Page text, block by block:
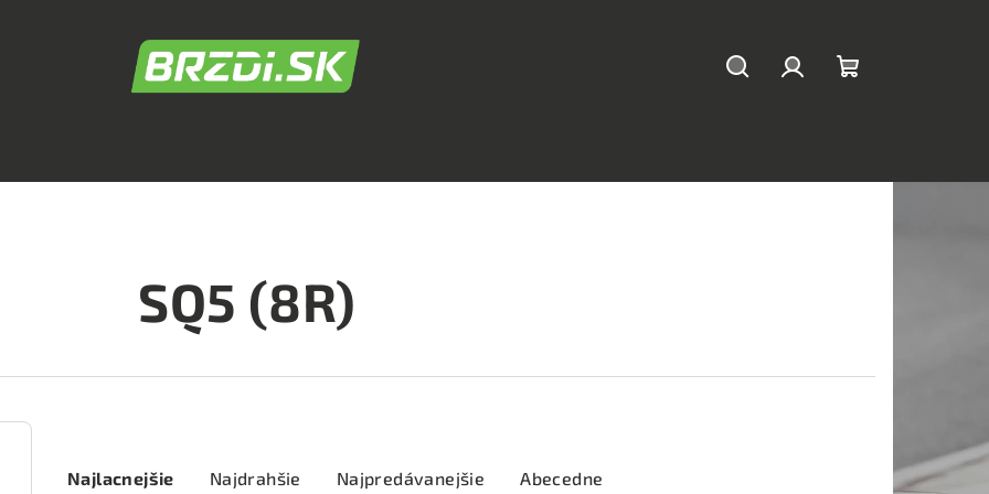
SQ5 (8R)
Najlacnejšie Najdrahšie Najpredávanejšie Abecedne